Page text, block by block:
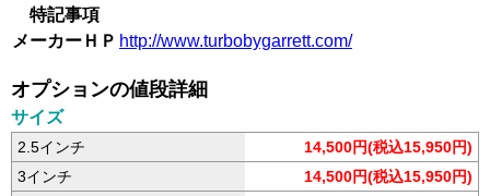
特記事項
メーカーＨＰ http://www.turbobygarrett.com/
オプションの値段詳細
サイズ
2.5インチ
14,500円(税込15,950円)
3インチ
14,500円(税込15,950円)